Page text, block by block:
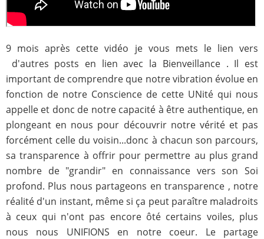
9 mois après cette vidéo je vous mets le lien vers
d'autres posts en lien avec la Bienveillance . Il est
important de comprendre que notre vibration évolue en
fonction de notre Conscience de cette UNité qui nous
appelle et donc de notre capacité à être authentique, en
plongeant en nous pour découvrir notre vérité et pas
forcément celle du voisin...donc à chacun son parcours,
sa transparence à offrir pour permettre au plus grand
nombre de "grandir" en connaissance vers son Soi
profond. Plus nous partageons en transparence , notre
réalité d'un instant, même si ça peut paraître maladroits
à ceux qui n'ont pas encore ôté certains voiles, plus
nous nous UNIFIONS en notre coeur. Le partage